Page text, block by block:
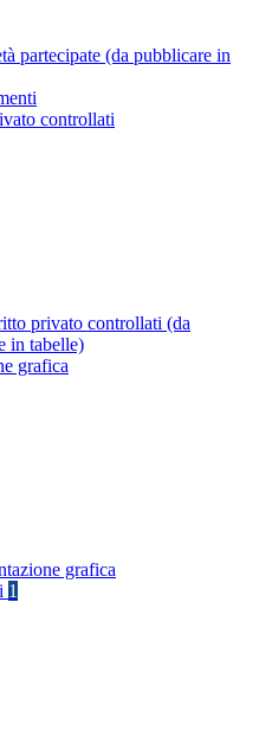
partecipate (da pubblicare in
controllati
privato controllati (da
in tabelle)
grafica
grafica
1